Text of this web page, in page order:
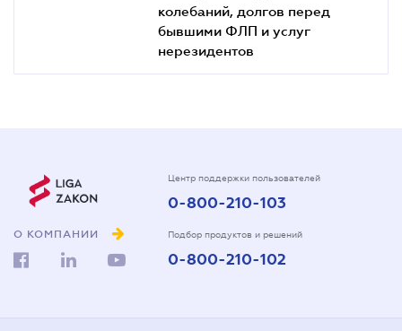
колебаний, долгов перед
бывшими ФЛП и услуг
нерезидентов
О КОМПАНИИ
Центр поддержки пользователей
0-800-210-103
Подбор продуктов и решений
0-800-210-102